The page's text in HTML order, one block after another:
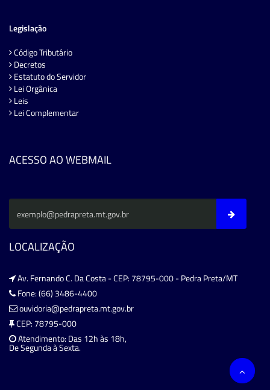
Legislação
Código Tributário
Decretos
Estatuto do Servidor
Lei Orgânica
Leis
Lei Complementar
ACESSO AO WEBMAIL
LOCALIZAÇÃO
Av. Fernando C. Da Costa - CEP: 78795-000 - Pedra Preta/MT
Fone: (66) 3486-4400
ouvidoria@pedrapreta.mt.gov.br
CEP: 78795-000
Atendimento: Das 12h às 18h,
De Segunda à Sexta.